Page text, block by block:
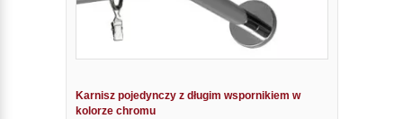
Karnisz pojedynczy z długim wspornikiem w
kolorze chromu